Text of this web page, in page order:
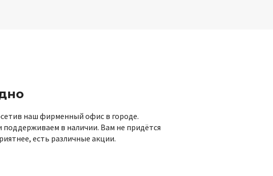
наш фирменный офис в городе.
поддерживаем в наличии. Вам не придётся
есть различные акции.